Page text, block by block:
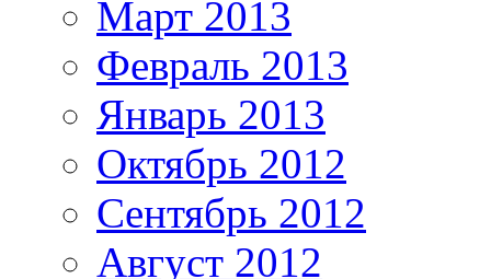
Март 2013
Февраль 2013
Январь 2013
Октябрь 2012
Сентябрь 2012
Август 2012